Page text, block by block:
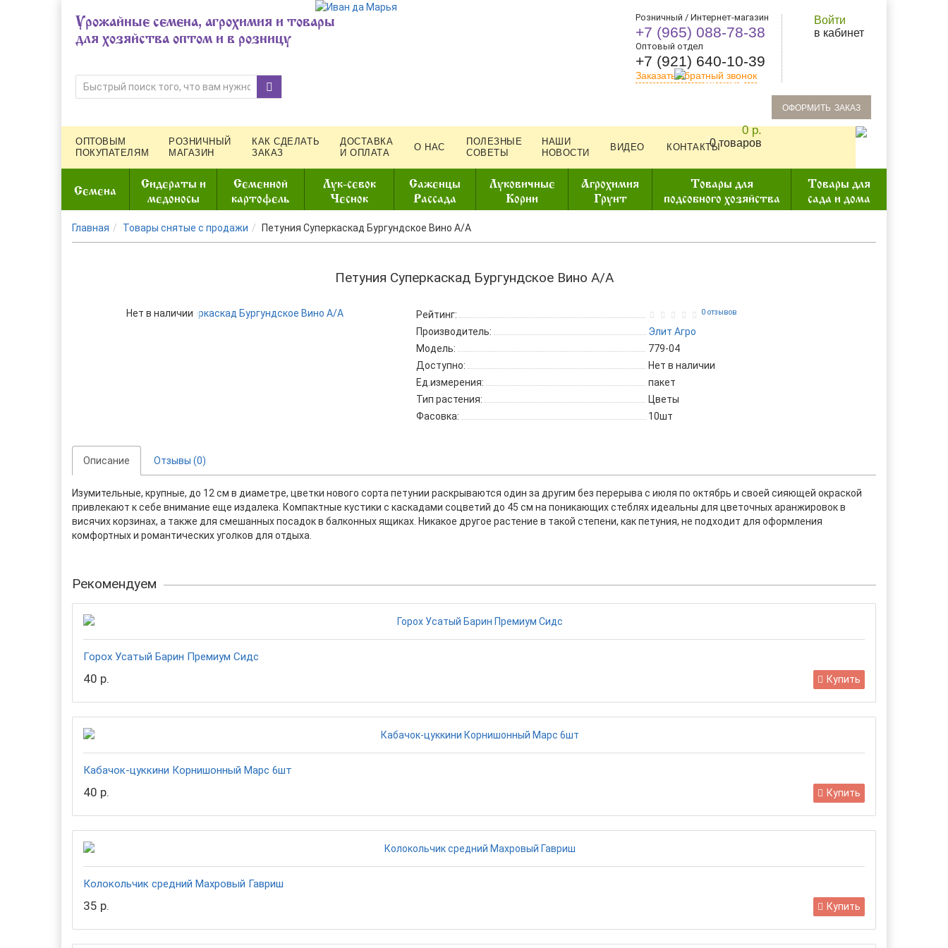
Урожайные семена, агрохимия и товары
для хозяйства оптом и в розницу
Розничный / Интернет-магазин
+7 (965) 088-78-38
Оптовый отдел
+7 (921) 640-10-39
Заказать обратный звонок
Войти
в кабинет
0 р.
0 товаров
oформить заказ
ОПТОВЫМ
ПОКУПАТЕЛЯМ
РОЗНИЧНЫЙ
МАГАЗИН
КАК СДЕЛАТЬ
ЗАКАЗ
ДОСТАВКА
И ОПЛАТА
О НАС
ПОЛЕЗНЫЕ
СОВЕТЫ
НАШИ
НОВОСТИ
ВИДЕО КОНТАКТЫ
Семена
Сидераты и
медоносы
Семенной
картофель
Лук-севок
Чеснок
Саженцы
Рассада
Луковичные
Корни
Агрохимия
Грунт
Товары для
подсобного хозяйства
Товары для
сада и дома
Главная Товары снятые с продажи Петуния Суперкаскад Бургундское Вино А/А
Петуния Суперкаскад Бургундское Вино А/А
Нет в наличии Рейтинг: 0 отзывов
Производитель:
Элит Агро
Модель:
779-04
Доступно:
Нет в наличии
Ед.измерения:
пакет
Тип растения:
Цветы
Фасовка:
10шт
Описание Отзывы (0)
Изумительные, крупные, до 12 см в диаметре, цветки нового сорта петунии раскрываются один за другим без перерыва с июля по октябрь и своей сияющей окраской
привлекают к себе внимание еще издалека. Компактные кустики с каскадами соцветий до 45 см на поникающих стеблях идеальны для цветочных аранжировок в
висячих корзинах, а также для смешанных посадок в балконных ящиках. Никакое другое растение в такой степени, как петуния, не подходит для оформления
комфортных и романтических уголков для отдыха.
Рекомендуем
Горох Усатый Барин Премиум Сидс
40 р. Купить
Кабачок-цуккини Корнишонный Марс 6шт
40 р. Купить
Колокольчик средний Махровый Гавриш
35 р. Купить